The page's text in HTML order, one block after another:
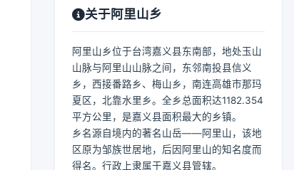
关于阿里山乡
阿里山乡位于台湾嘉义县东南部，地处玉山
山脉与阿里山山脉之间，东邻南投县信义
乡，西接番路乡、梅山乡，南连高雄市那玛
夏区，北靠水里乡。全乡总面积达1182.354
平方公里，是嘉义县面积最大的乡镇。
乡名源自境内的著名山岳——阿里山，该地
区原为邹族世居地，后因阿里山的知名度而
得名。行政上隶属于嘉义县管辖。